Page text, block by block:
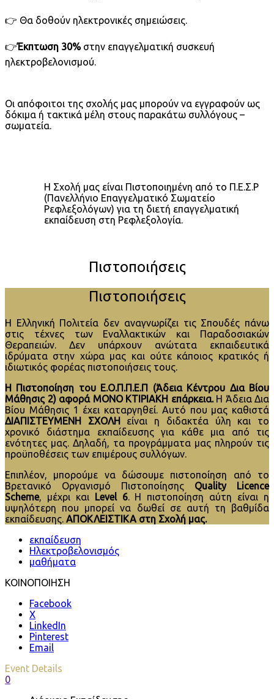
👉 Θα δοθούν ηλεκτρονικές σημειώσεις.
👉Έκπτωση 30%στην επαγγελματική συσκευή
ηλεκτροβελονισμού.
Οι απόφοιτοι της σχολής μας μπορούν να εγγραφούν ως
δόκιμα ή τακτικά μέλη στους παρακάτω συλλόγους –
σωματεία.
Η Σχολή μας είναι Πιστοποιημένη από το Π.Ε.Σ.Ρ
(Πανελλήνιο Επαγγελματικό Σωματείο
Ρεφλεξολόγων) για τη διετή επαγγελματική
εκπαίδευση στη Ρεφλεξολογία.
Πιστοποιήσεις
Πιστοποιήσεις
H Ελληνική Πολιτεία δεν αναγνωρίζει τις Σπουδές πάνω
στις τέχνες των Εναλλακτικών και Παραδοσιακών
Θεραπειών. Δεν υπάρχουν ανώτατα εκπαιδευτικά
ιδρύματα στην χώρα μας και ούτε κάποιος κρατικός ή
ιδιωτικός φορέας πιστοποιήσεις τους.
Η Πιστοποίηση του Ε.Ο.Π.Π.Ε.Π (Άδεια Κέντρου Δια Βίου
Μάθησις 2) αφορά ΜΟΝΟ ΚΤΙΡΙΑΚΗ επάρκεια. Η Άδεια Δια
Βίου Μάθησις 1 έχει καταργηθεί. Αυτό που μας καθιστά
ΔΙΑΠΙΣΤΕΥΜΕΝΗ ΣΧΟΛΗ είναι η διδακτέα ύλη και το
χρονικό διάστημα εκπαίδευσης για κάθε μια από τις
ενότητες μας. Δηλαδή, τα προγράμματα μας πληρούν τις
προϋποθέσεις των επιμέρους συλλόγων.
Επιπλέον, μπορούμε να δώσουμε πιστοποίηση από το
Βρετανικό Οργανισμό Πιστοποίησης Quality Licence
Scheme, μέχρι καιLevel 6. H πιστοποίηση αύτη είναι η
υψηλότερη που μπορεί να δωθεί σε αυτή τη βαθμίδα
εκπαίδευσης. ΑΠΟΚΛΕΙΣΤΙΚΑ στη Σχολή μας.
εκπαίδευση
Ηλεκτροβελονισμός
μαθήματα
ΚΟΙΝΟΠΟΙΗΣΗ
Facebook
X
LinkedIn
Pinterest
Email
Event Details
0